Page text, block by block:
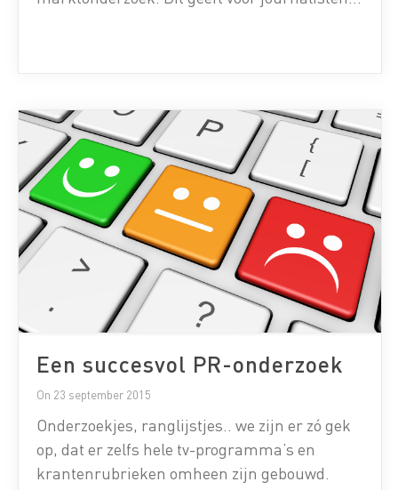
onderzoek? Met […]
Een succesvol PR-onderzoek
On 23 september 2015
Onderzoekjes, ranglijstjes.. we zijn er zó gek
op, dat er zelfs hele tv-programma’s en
krantenrubrieken omheen zijn gebouwd.